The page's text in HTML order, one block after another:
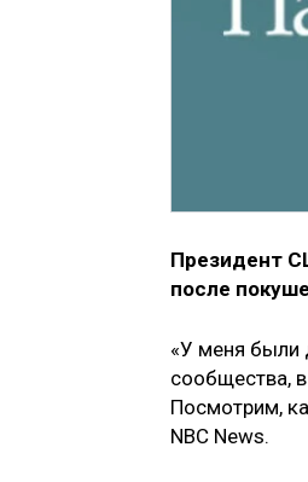
Президент
после
«У меня были
сообщества,
Посмотрим,
NBC News.